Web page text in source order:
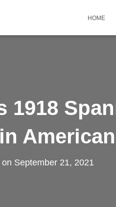
HOME
1918
on September 21, 2021